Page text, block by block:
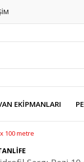
EKİPMANLARI
100 metre